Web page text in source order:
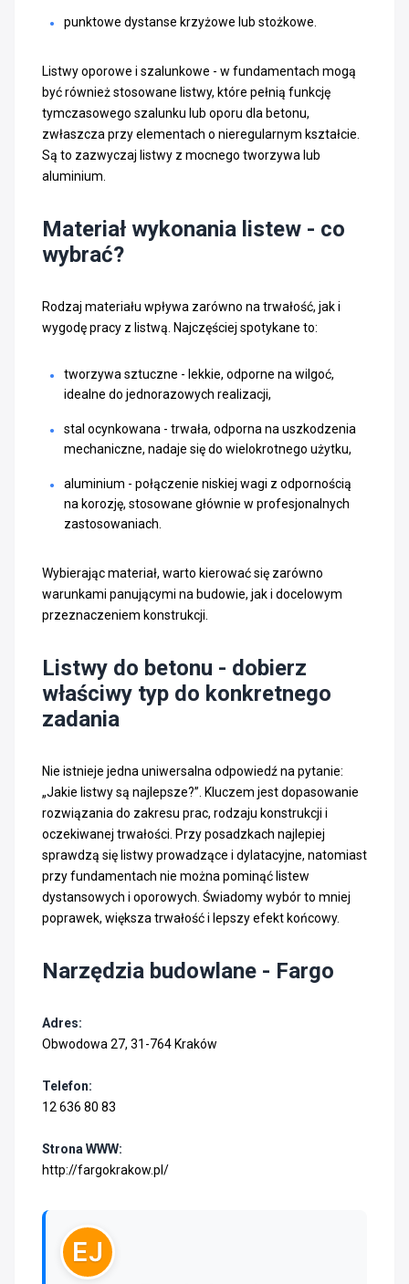
punktowe dystanse krzyżowe lub stożkowe.
Listwy oporowe i szalunkowe - w fundamentach mogą
być również stosowane listwy, które pełnią funkcję
tymczasowego szalunku lub oporu dla betonu,
zwłaszcza przy elementach o nieregularnym kształcie.
Są to zazwyczaj listwy z mocnego tworzywa lub
aluminium.
Materiał wykonania listew - co
wybrać?
Rodzaj materiału wpływa zarówno na trwałość, jak i
wygodę pracy z listwą. Najczęściej spotykane to:
tworzywa sztuczne - lekkie, odporne na wilgoć,
idealne do jednorazowych realizacji,
stal ocynkowana - trwała, odporna na uszkodzenia
mechaniczne, nadaje się do wielokrotnego użytku,
aluminium - połączenie niskiej wagi z odpornością
na korozję, stosowane głównie w profesjonalnych
zastosowaniach.
Wybierając materiał, warto kierować się zarówno
warunkami panującymi na budowie, jak i docelowym
przeznaczeniem konstrukcji.
Listwy do betonu - dobierz
właściwy typ do konkretnego
zadania
Nie istnieje jedna uniwersalna odpowiedź na pytanie:
„Jakie listwy są najlepsze?”. Kluczem jest dopasowanie
rozwiązania do zakresu prac, rodzaju konstrukcji i
oczekiwanej trwałości. Przy posadzkach najlepiej
sprawdzą się listwy prowadzące i dylatacyjne, natomiast
przy fundamentach nie można pominąć listew
dystansowych i oporowych. Świadomy wybór to mniej
poprawek, większa trwałość i lepszy efekt końcowy.
Narzędzia budowlane - Fargo
Adres:
Obwodowa 27, 31-764 Kraków
Telefon:
12 636 80 83
Strona WWW:
http://fargokrakow.pl/
EJ